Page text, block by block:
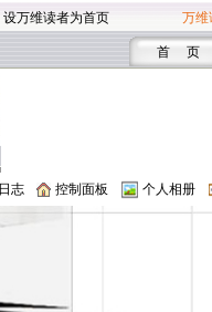
设万维读者为首页 万维
首 页
志 控制面板 个人相册